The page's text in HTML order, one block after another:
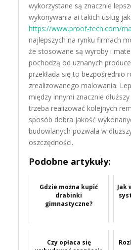
wykorzystane są znacznie
wykonywania ai takich usług jak
https://www.proof-tech.com/
najlepszych na rynku firmach
że stosowane są wyroby i
pochodzą od uznanych
przekłada się to bezpośrednio
zrealizowanego malowania.
między innymi znacznie
trzeba realizować kolejnych
sposób dobra jakość
budowlanych pozwala w
oszczędności.
Podobne artykuły:
Gdzie można kupić
drabinki
gimnastyczne?
Jak
Czy opłaca się